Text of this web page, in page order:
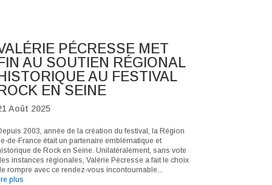
PÉCRESSE MET
AU SOUTIEN RÉGIONAL
AU FESTIVAL
EN SEINE
Août 2025
2003, année de la création du festival, la Région
de-France était un partenaire emblématique et
de Rock en Seine. Unilatéralement, sans vote
instances régionales, Valérie Pécresse a fait le choix
rompre avec ce rendez-vous incontournable...
plus